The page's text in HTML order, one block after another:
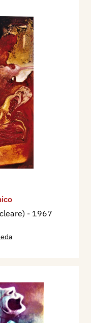
- 1967